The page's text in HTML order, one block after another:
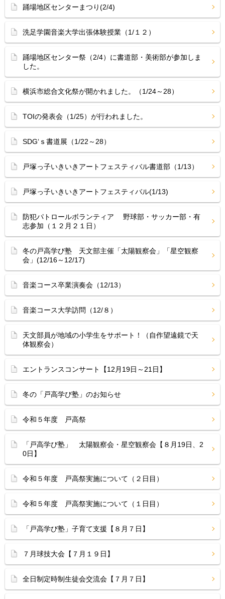
踊場地区センターまつり(2/4)
洗足学園音楽大学出張体験授業（1/１２）
踊場地区センター祭（2/4）に書道部・美術部が参加しま
した。
横浜市総合文化祭が開かれました。（1/24～28）
TOIの発表会（1/25）が行われました。
SDG‘ｓ書道展（1/22～28）
戸塚っ子いきいきアートフェスティバル書道部（1/13）
戸塚っ子いきいきアートフェスティバル(1/13)
防犯パトロールボランティア 野球部・サッカー部・有
志参加（１２月２１日）
冬の戸高学び塾 天文部主催「太陽観察会」「星空観察
会」(12/16～12/17)
音楽コース卒業演奏会（12/13）
音楽コース大学訪問（12/８）
天文部員が地域の小学生をサポート！（自作望遠鏡で天
体観察会）
エントランスコンサート【12月19日～21日】
冬の「戸高学び塾」のお知らせ
令和５年度 戸高祭
「戸高学び塾」 太陽観察会・星空観察会【８月19日、2
0日】
令和５年度 戸高祭実施について（２日目）
令和５年度 戸高祭実施について（１日目）
「戸高学び塾」子育て支援【８月７日】
７月球技大会【７月１９日】
全日制定時制生徒会交流会【７月７日】